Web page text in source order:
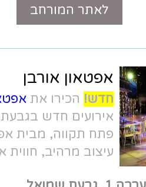
טלפון
אפטאון אורבן- אולם וגן
שמואל על גבול
אפטאון אירועים.
אירוח עדכנית.